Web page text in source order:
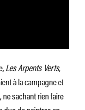
Les Arpents Verts,
à la campagne et
sachant rien faire